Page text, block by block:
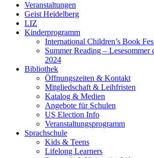
Veranstaltungen
Geist Heidelberg
LIZ
Kinderprogramm
International Children’s Book
Summer Reading –
2024
Bibliothek
Öffnungszeiten & Kontakt
Mitgliedschaft & Leihfristen
Katalog & Medien
Angebote für Schulen
US Election Info
Veranstaltungsprogramm
Sprachschule
Kids & Teens
Lifelong Learners